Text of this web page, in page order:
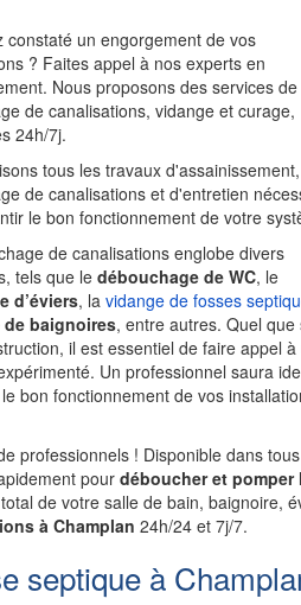
constaté un engorgement de vos
? Faites appel à nos experts en
Nous proposons des services de
de canalisations, vidange et curage,
24h/7j.
tous les travaux
de canalisations et d'entretien
le bon fonctionnement de votre
de canalisations englobe divers
tels que le débouchage de WC, le
d’éviers, la vidange de fosses
de baignoires, entre autres. Quel que
il est essentiel de faire appel à
Un professionnel saura
bon fonctionnement de vos
professionnels ! Disponible dans
pour déboucher et pomper
de votre salle de bain, baignoire,
à Champlan 24h/24 et 7j/7.
septique à